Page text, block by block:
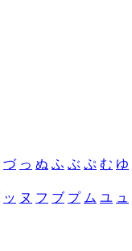
づ っ ぬ ふ ぶ ぷ む ゆ
ッ ヌ フ ブ プ ム ユ ュ